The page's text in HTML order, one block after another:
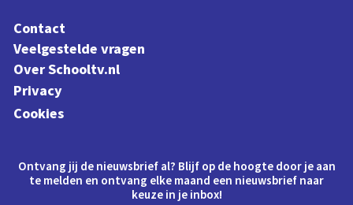
Contact
Veelgestelde vragen
Over Schooltv.nl
Privacy
Cookies
Ontvang jij de nieuwsbrief al? Blijf op de hoogte door je aan
te melden en ontvang elke maand een nieuwsbrief naar
keuze in je inbox!